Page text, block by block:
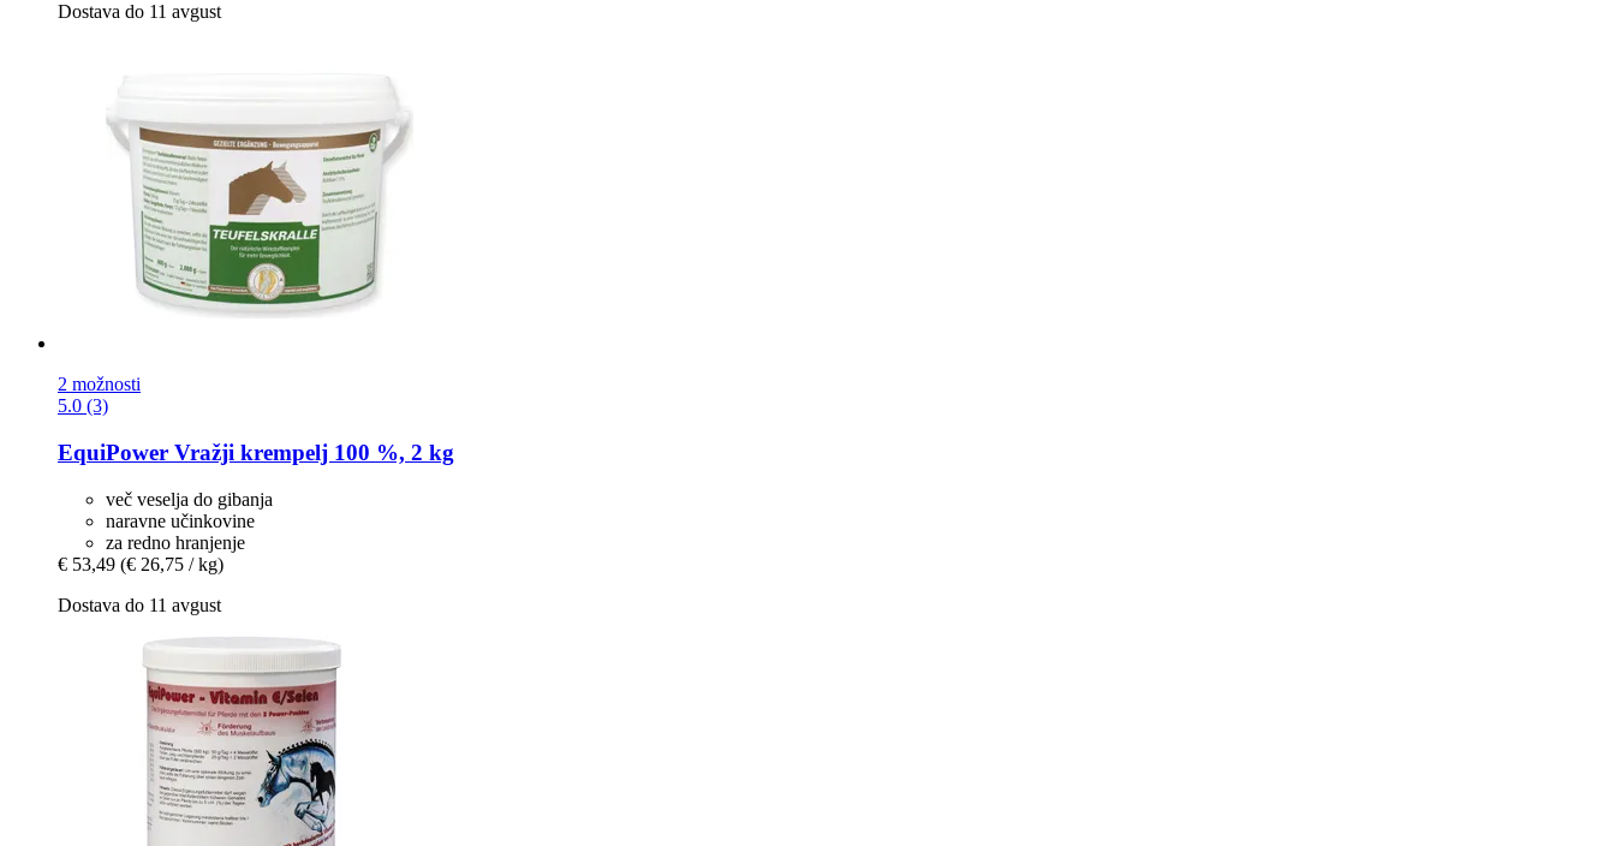
Dostava do 11 avgust
2 možnosti
5.0 (3)
EquiPower Vražji krempelj 100 %, 2 kg
več veselja do gibanja
naravne učinkovine
za redno hranjenje
€ 53,49 (€ 26,75 / kg)
Dostava do 11 avgust